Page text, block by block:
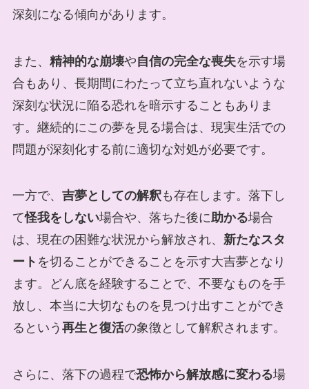
深刻になる傾向があります。
また、 精神的な崩壊や自信の完全な喪失を示す場
合もあり、長期間にわたって立ち直れないような
深刻な状況に陥る恐れを暗示することもありま
す。継続的にこの夢を見る場合は、現実生活での
問題が深刻化する前に適切な対処が必要です。
一方で、 吉夢としての解釈も存在します。落下し
て怪我をしない場合や、落ちた後に助かる場合
は、現在の困難な状況から解放され、 新たなスタ
ート を切ることができることを示す大吉夢となり
ます。どん底を経験することで、不要なものを手
放し、本当に大切なものを見つけ出すことができ
るという 再生と復活の象徴として解釈されます。
さらに、落下の過程で恐怖から解放感に変わる場